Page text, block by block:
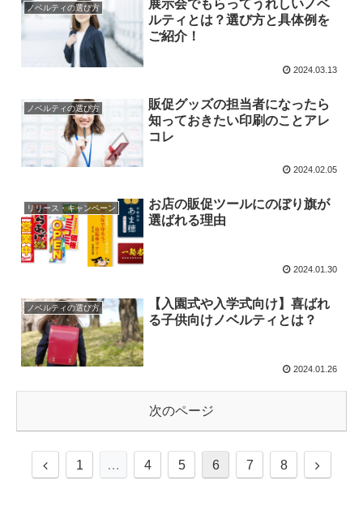
ノベルティの選び方
展示会でもらってうれしいノベ
ルティとは？選び方と具体例を
ご紹介！
2024.03.13
ノベルティの選び方
販促グッズの担当者になったら
知っておきたい印刷のことアレ
コレ
2024.02.05
リリース・キャンペーン
お店の販促ツールにのぼり旗が
選ばれる理由
2024.01.30
ノベルティの選び方
【入園式や入学式向け】喜ばれ
る子供向けノベルティとは？
2024.01.26
次のページ
1 … 4 5 6 7 8